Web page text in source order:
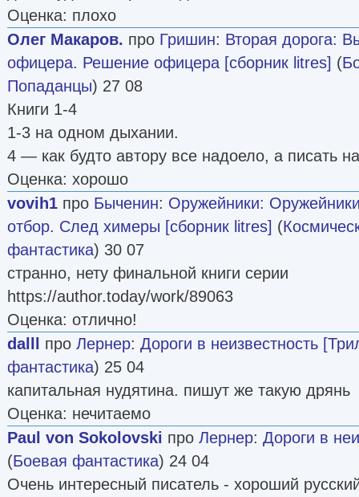
Оценка: плохо
Олег Макаров. про Гришин: Вторая дорога:
офицера. Решение офицера [сборник litres] (
Попаданцы) 27 08
Книги 1-4
1-3 на одном дыхании.
4 — как будто автору все надоело, а писать
Оценка: хорошо
vovih1 про Быченин: Оружейники:
отбор. След химеры [сборник litres] (
фантастика) 30 07
странно, нету финальной книги серии
https://author.today/work/89063
Оценка: отлично!
dalll
про Лернер: Дороги в неизвестность
фантастика) 25 04
капитальная нудятина. пишут же такую дрянь
Оценка: нечитаемо
Paul von Sokolovski про Лернер: Дороги в
(Боевая фантастика) 24 04
Очень интересный писатель - хороший